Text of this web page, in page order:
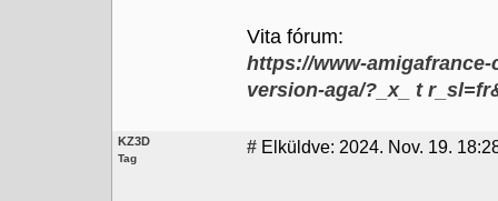
Vita fórum:
https://www-
version-aga/?_x_ t
KZ3D
Tag
# Elküldve: 2024. Nov. 19.